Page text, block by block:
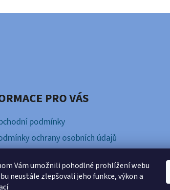
Vám umožnili pohodlné prohlížení webu
neustále zlepšovali jeho funkce, výkon a
PRO VÁS
podmínky
ochrany osobních údajů